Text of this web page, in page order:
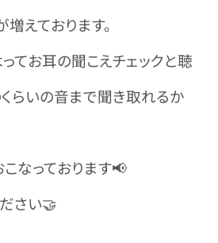
えております。
てお耳の聞こえチェックと聴
らいの音まで聞き取れるか
なっております📢
さい🤝